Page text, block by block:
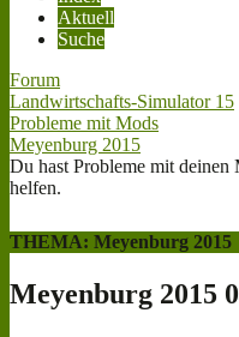
Aktuell
Suche
Forum
Landwirtschafts-Simulator 15
Probleme mit Mods
Meyenburg 2015
Du hast Probleme mit
helfen.
THEMA: Meyenburg 2015
Meyenburg 2015